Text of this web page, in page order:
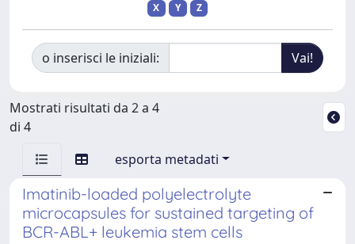
X
Y Z
o inserisci le iniziali:
Mostrati risultati da 2 a 4
di 4
esporta metadati
Imatinib-loaded polyelectrolyte
microcapsules for sustained targeting of
BCR-ABL+ leukemia stem cells